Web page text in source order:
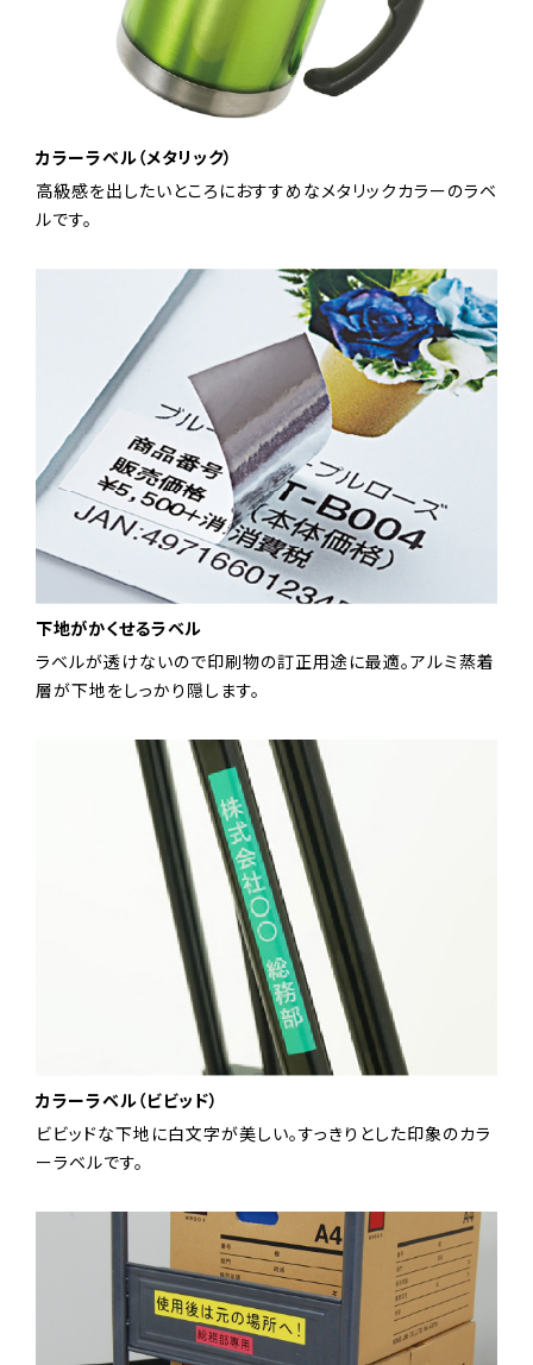
カラーラベル（メタリック）
高級感を出したいところにおすすめなメタリックカラーのラベ
ルです。
下地がかくせるラベル
ラベルが透けないので印刷物の訂正用途に最適。アルミ蒸着
層が下地をしっかり隠します。
カラーラベル（ビビッド）
ビビッドな下地に白文字が美しい。すっきりとした印象のカラ
ーラベルです。